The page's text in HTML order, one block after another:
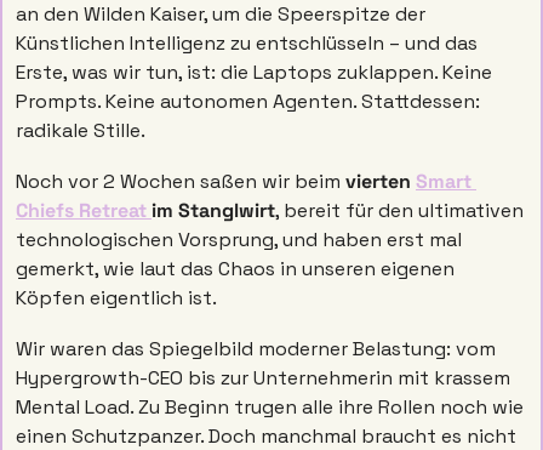
an den Wilden Kaiser, um die Speerspitze der
Künstlichen Intelligenz zu entschlüsseln – und das
Erste, was wir tun, ist: die Laptops zuklappen. Keine
Prompts. Keine autonomen Agenten. Stattdessen:
radikale Stille.
Noch vor 2 Wochen saßen wir beim vierten Smart
Chiefs Retreat im Stanglwirt, bereit für den ultimativen
technologischen Vorsprung, und haben erst mal
gemerkt, wie laut das Chaos in unseren eigenen
Köpfen eigentlich ist.
Wir waren das Spiegelbild moderner Belastung: vom
Hypergrowth-CEO bis zur Unternehmerin mit krassem
Mental Load. Zu Beginn trugen alle ihre Rollen noch wie
einen Schutzpanzer. Doch manchmal braucht es nicht